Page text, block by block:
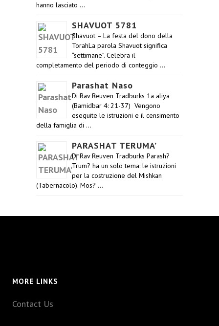
hanno lasciato …
SHAVUOT 5781
Shavuot – La festa del dono della
TorahLa parola Shavuot significa
“settimane”. Celebra il
completamento del periodo di conteggio …
Parashat Naso
Di Rav Reuven Tradburks 1a aliya
(Bamidbar 4: 21-37) Vengono
eseguite le istruzioni e il censimento
della famiglia di …
PARASHAT TERUMA’
Di Rav Reuven Tradburks Parash?
Trum? ha un solo tema: le istruzioni
per la costruzione del Mishkan
(Tabernacolo). Mos? …
MORE LINKS
Contact Us